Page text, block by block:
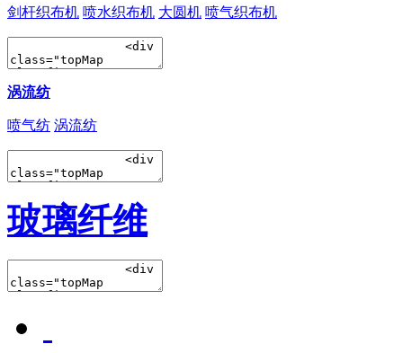
剑杆织布机 喷水织布机 大圆机 喷气织布机
涡流纺
喷气纺 涡流纺
玻璃纤维